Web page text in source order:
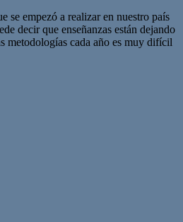
se empezó a realizar en nuestro país
decir que enseñanzas están dejando
metodologías cada año es muy difícil